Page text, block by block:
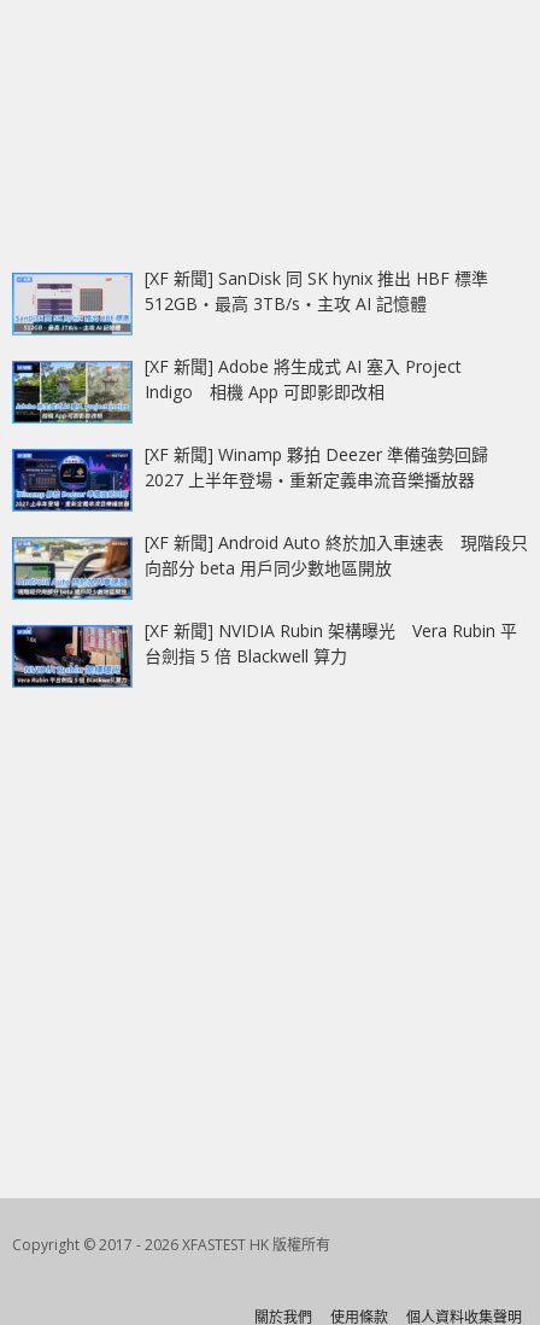
[XF 新聞] SanDisk 同 SK hynix 推出 HBF 標準
512GB‧最高 3TB/s‧主攻 AI 記憶體
[XF 新聞] Adobe 將生成式 AI 塞入 Project
Indigo 相機 App 可即影即改相
[XF 新聞] Winamp 夥拍 Deezer 準備強勢回歸
2027 上半年登場‧重新定義串流音樂播放器
[XF 新聞] Android Auto 終於加入車速表 現階段只
向部分 beta 用戶同少數地區開放
[XF 新聞] NVIDIA Rubin 架構曝光 Vera Rubin 平
台劍指 5 倍 Blackwell 算力
Copyright © 2017 - 2026 XFASTEST HK 版權所有
關於我們 使用條款 個人資料收集聲明